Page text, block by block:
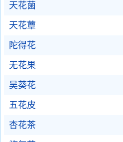
天花菌
天花蕈
陀得花
无花果
吴葵花
五花皮
杏花茶